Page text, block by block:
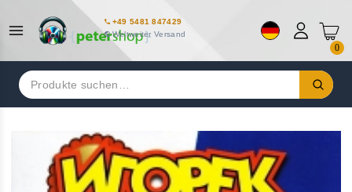
+49 5481 847429
Weltweiter Versand
0
Suchen
nach: